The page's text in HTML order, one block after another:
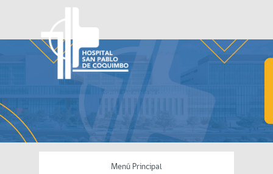
Menú Principal